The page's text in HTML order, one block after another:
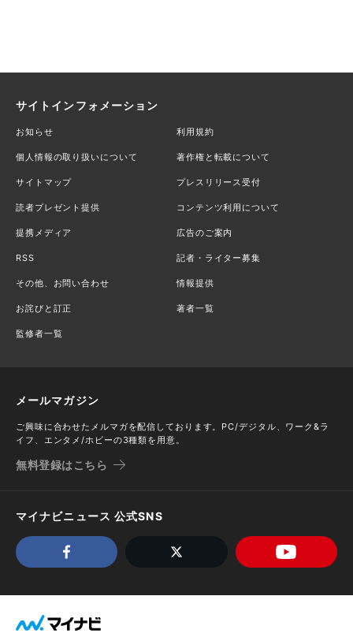
サイトインフォメーション
お知らせ 利用規約
個人情報の取り扱いについて 著作権と転載について
サイトマップ プレスリリース受付
読者プレゼント提供 コンテンツ利用について
提携メディア 広告のご案内
RSS 記者・ライター募集
その他、お問い合わせ 情報提供
お詫びと訂正 著者一覧
監修者一覧
メールマガジン
ご興味に合わせたメルマガを配信しております。PC/デジタル、ワーク&ラ
イフ、エンタメ/ホビーの3種類を用意。
無料登録はこちら
マイナビニュース 公式SNS